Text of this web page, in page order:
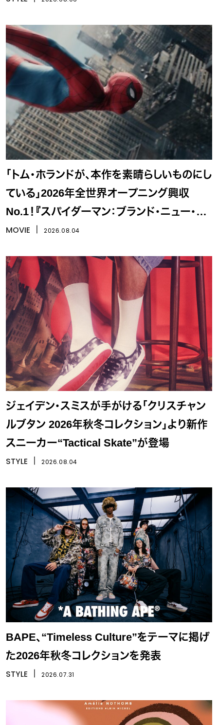
「トム・ホランドが、本作を素晴らしいものにし
ている」2026年全世界オープニング興収
No.1！『スパイダーマン：ブランド・ニュー・デ
イ』
MOVIE 2026.08.04
ジェイデン・スミスが手がける「クリスチャン
ルブタン 2026年秋冬コレクション」より新作
スニーカー“Tactical Skate”が登場
STYLE 2026.08.04
BAPE、“Timeless Culture”をテーマに掲げ
た2026年秋冬コレクションを発表
STYLE 2026.07.31